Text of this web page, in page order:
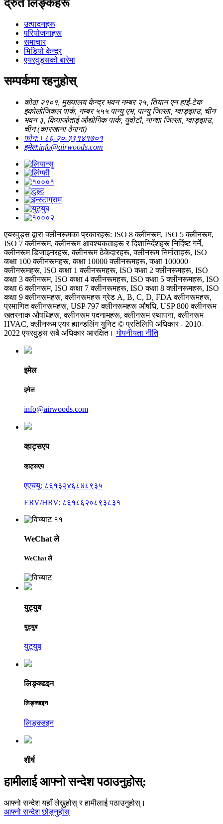
द्रुत लिङ्कहरू
उत्पादनहरू
परियोजनाहरू
समाचार
भिडियो केन्द्र
एयरवुड्सको बारेमा
सम्पर्कमा रहनुहोस्
कोठा २१०१, मुख्यालय केन्द्र भवन नम्बर २५, तियान एन हाई-टेक
इकोलोजिकल पार्क, नम्बर ५५५ पान्यु एभ, पान्यु जिल्ला, ग्वाङ्झाउ, चीन
भवन ३, कियाओताई औद्योगिक पार्क, युवोटौ, नान्शा जिल्ला, ग्वाङ्झाउ,
चीन (कारखाना ठेगाना)
फोन:+८६-२०-३९१४१७०१
इमेल:info@airwoods.com
एयरवुड्स द्वारा क्लीनरूमका प्रकारहरू: ISO 8 क्लीनरूम, ISO 5 क्लीनरूम,
ISO 7 क्लीनरूम, क्लीनरूम आवश्यकताहरू र दिशानिर्देशहरू निर्दिष्ट गर्ने,
क्लीनरूम डिजाइनरहरू, क्लीनरूम ठेकेदारहरू, क्लीनरूम निर्माताहरू, ISO
कक्षा 100 क्लीनरूमहरू, कक्षा 10000 क्लीनरूमहरू, कक्षा 100000
क्लीनरूमहरू, ISO कक्षा 1 क्लीनरूमहरू, ISO कक्षा 2 क्लीनरूमहरू, ISO
कक्षा 3 क्लीनरूम, ISO कक्षा 4 क्लीनरूमहरू, ISO कक्षा 5 क्लीनरूमहरू, ISO
कक्षा 6 क्लीनरूम, ISO कक्षा 7 क्लीनरूमहरू, ISO कक्षा 8 क्लीनरूमहरू, ISO
कक्षा 9 क्लीनरूमहरू, क्लीनरूमहरू ग्रेड A, B, C, D, FDA क्लीनरूमहरू,
प्रमाणित क्लीनरूमहरू, USP 797 क्लीनरूमहरू औषधि, USP 800 क्लीनरूम
खतरनाक औषधिहरू, क्लीनरूम पदनामहरू, क्लीनरूम स्थापना, क्लीनरूम
HVAC, क्लीनरूम एयर ह्यान्डलिंग युनिट © प्रतिलिपि अधिकार - 2010-
2022 एयरवुड्स सबै अधिकार आरक्षित। गोपनीयता नीति
इमेल
इमेल
info@airwoods.com
व्हाट्सएप
व्हाट्सएप
एएचयू: ८६१३२४६८४८९३५
ERV/HRV: ८६१८६२०८९३८३१
WeChat ले
WeChat ले
युट्युब
युट्युब
युट्युब
लिङ्क्डइन
लिङ्क्डइन
लिङ्क्डइन
शीर्ष
हामीलाई आफ्नो सन्देश पठाउनुहोस्:
आफ्नो सन्देश यहाँ लेख्नुहोस् र हामीलाई पठाउनुहोस्।
आफ्नो सन्देश छोड्नुहोस्